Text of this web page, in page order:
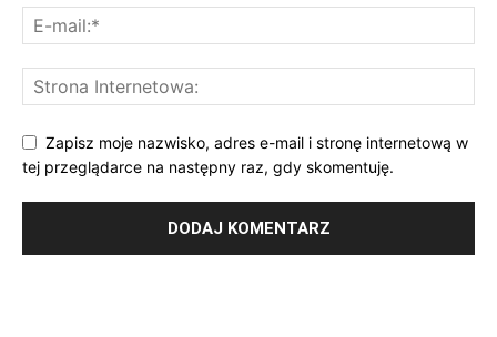
Zapisz moje nazwisko, adres e-mail i stronę internetową w
tej przeglądarce na następny raz, gdy skomentuję.